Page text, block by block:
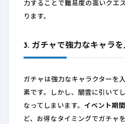
力することで難易度の高いクエ
ります。
3. ガチャで強力なキャラを
ガチャは強力なキャラクターを
素です。しかし、闇雲に引いて
なってしまいます。 イベント期
ど、お得なタイミングでガチャ